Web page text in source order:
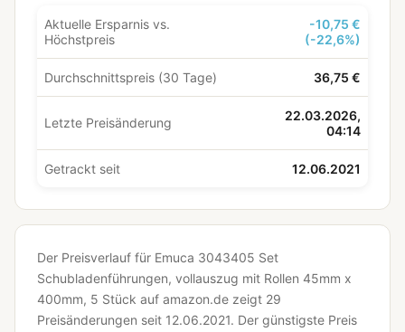
Aktuelle Ersparnis vs.
Höchstpreis
-10,75 €
(-22,6%)
Durchschnittspreis (30 Tage) 36,75 €
Letzte Preisänderung
22.03.2026,
04:14
Getrackt seit 12.06.2021
Der Preisverlauf für Emuca 3043405 Set
Schubladenführungen, vollauszug mit Rollen 45mm x
400mm, 5 Stück auf amazon.de zeigt 29
Preisänderungen seit 12.06.2021. Der günstigste Preis